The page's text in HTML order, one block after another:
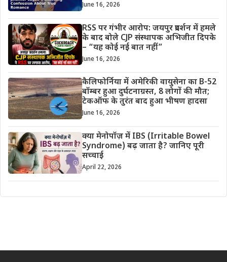
June 16, 2026
RSS पर गंभीर आरोप: जयपुर प्रदर्शन में हमले
के बाद बोले CJP संस्थापक अभिजीत दिपके
– “यह कोई नई बात नहीं”
June 16, 2026
कैलिफोर्निया में अमेरिकी वायुसेना का B-52
बॉम्बर हुआ दुर्घटनाग्रस्त, 8 लोगों की मौत;
टेकऑफ के तुरंत बाद हुआ भीषण हादसा
June 16, 2026
क्या मेनोपॉज़ में IBS (Irritable Bowel
Syndrome) बढ़ जाता है? जानिए पूरी
सच्चाई
April 22, 2026